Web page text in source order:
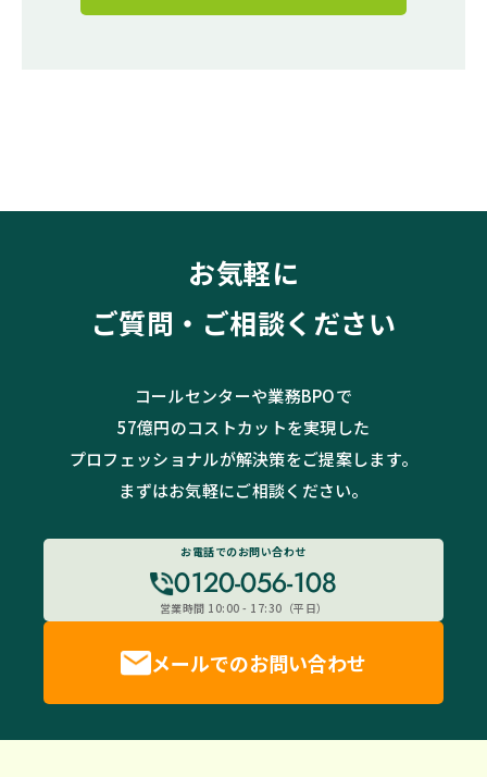
お気軽に
ご質問・ご相談ください
コールセンターや業務BPOで
57億円のコストカットを実現した
プロフェッショナルが解決策をご提案します。
まずはお気軽にご相談ください。
お電話でのお問い合わせ
0120-056-108
営業時間 10:00 - 17:30（平日）
メールでのお問い合わせ